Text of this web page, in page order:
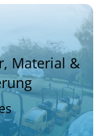
Material &